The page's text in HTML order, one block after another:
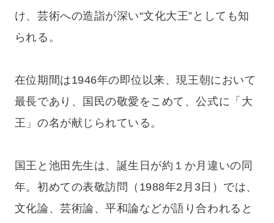
け、芸術への造詣が深い“文化大王”としても知
られる。
在位期間は1946年の即位以来、現王朝において
最長であり、国民の敬愛をこめて、公式に「大
王」の名が献じられている。
国王と池田先生は、誕生日が約１か月違いの同
年。初めての表敬訪問（1988年2月3日）では、
文化論、芸術論、平和論などが語り合われると